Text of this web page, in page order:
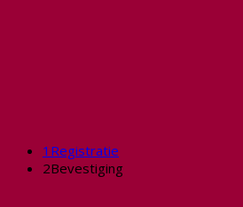
1 Registratie
2Bevestiging